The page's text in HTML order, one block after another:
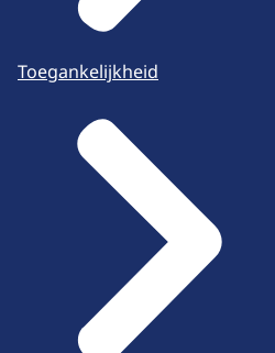
Toegankelijkheid